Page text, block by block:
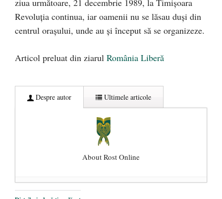
ziua următoare, 21 decembrie 1989, la Timișoara
Revoluția continua, iar oamenii nu se lăsau duși din
centrul orașului, unde au şi început să se organizeze.
Articol preluat din ziarul România Liberă
Despre autor Ultimele articole
About Rost Online
Dezvăluiri cutremurătoare despre